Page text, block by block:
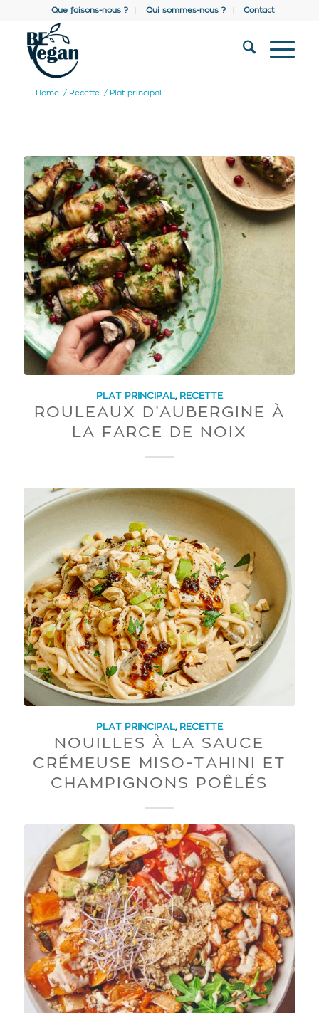
Que faisons-nous ? Qui sommes-nous ? Contact
Home / Recette / Plat principal
PLAT PRINCIPAL, RECETTE
ROULEAUX D’AUBERGINE À
LA FARCE DE NOIX
PLAT PRINCIPAL, RECETTE
NOUILLES À LA SAUCE
CRÉMEUSE MISO-TAHINI ET
CHAMPIGNONS POÊLÉS